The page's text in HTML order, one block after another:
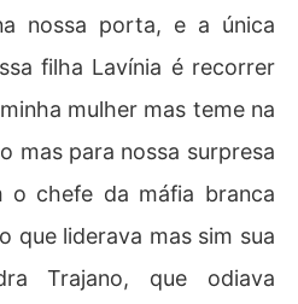
nossa porta, e a única
filha Lavínia é recorrer
mulher mas teme na
mas para nossa surpresa
o chefe da máfia branca
que liderava mas sim sua
Trajano, que odiava